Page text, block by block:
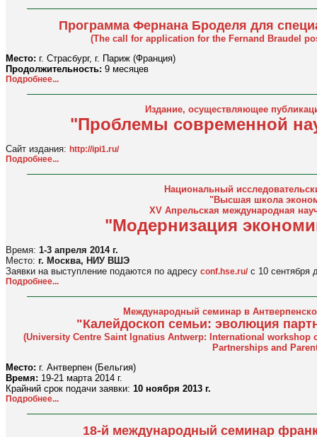
Программа Фернана Броделя для
(The call for application for the Fernand Braudel
Место: г. Страсбург, г. Париж (Франция)
Продолжительность: 9 месяцев
Подробнее...
Издание, осуществляющее
"Проблемы современной
Сайт издания: http://ipi1.ru/
Подробнее...
Национальный
"Высшая школа
XV Апрельская международная
"Модернизация
Время: 1-3 апреля 2014 г.
Место: г. Москва, НИУ ВШЭ
Заявки на выступление подаются по адресу conf.hse.ru/с 10 сентября
Подробнее...
Международный семинар в
"Калейдоскоп семьи: эволюция
(University Centre Saint Ignatius Antwerp: International
Partnerships and
Место: г. Антверпен (Бельгия)
Время: 19-21 марта 2014 г.
Крайний срок подачи заявки: 10 ноября 2013 г.
Подробнее...
18-й международный семинар